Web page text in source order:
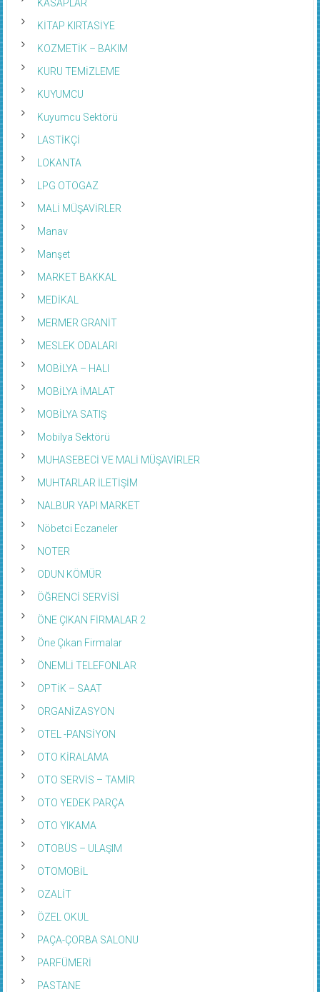
KASAPLAR
KİTAP KIRTASİYE
KOZMETİK – BAKIM
KURU TEMİZLEME
KUYUMCU
Kuyumcu Sektörü
LASTİKÇİ
LOKANTA
LPG OTOGAZ
MALİ MÜŞAVİRLER
Manav
Manşet
MARKET BAKKAL
MEDİKAL
MERMER GRANİT
MESLEK ODALARI
MOBİLYA – HALI
MOBİLYA İMALAT
MOBİLYA SATIŞ
Mobilya Sektörü
MUHASEBECİ VE MALİ MÜŞAVİRLER
MUHTARLAR İLETİŞİM
NALBUR YAPI MARKET
Nöbetci Eczaneler
NOTER
ODUN KÖMÜR
ÖĞRENCİ SERVİSİ
ÖNE ÇIKAN FİRMALAR 2
Öne Çıkan Firmalar
ÖNEMLİ TELEFONLAR
OPTİK – SAAT
ORGANİZASYON
OTEL -PANSİYON
OTO KİRALAMA
OTO SERVİS – TAMİR
OTO YEDEK PARÇA
OTO YIKAMA
OTOBÜS – ULAŞIM
OTOMOBİL
OZALİT
ÖZEL OKUL
PAÇA-ÇORBA SALONU
PARFÜMERİ
PASTANE